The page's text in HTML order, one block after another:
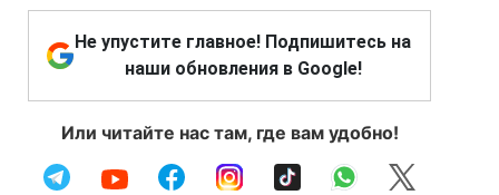
Не упустите главное! Подпишитесь на
наши обновления в Google!
Или читайте нас там, где вам удобно!